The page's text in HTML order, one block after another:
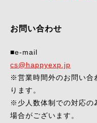
お問い合わせ
■e-mail
cs@happyexp.jp
※営業時間外のお問い合
ります。
※少人数体制での対応の
場合がございます。